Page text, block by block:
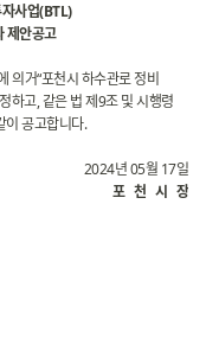
사업(BTL)
제안공고
의거“포천시 하수관로 정비
하고, 같은 법 제9조 및 시행령
이 공고합니다.
2024년 05월 17일
포 천 시 장